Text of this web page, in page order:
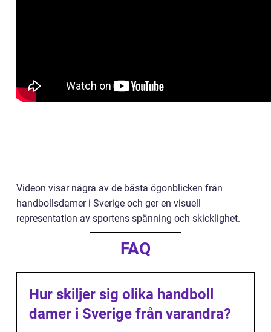
Videon visar några av de bästa ögonblicken från
handbollsdamer i Sverige och ger en visuell
representation av sportens spänning och skicklighet.
FAQ
Hur skiljer sig olika handboll
damer i Sverige från varandra?